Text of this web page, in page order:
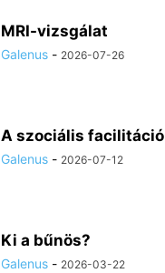
MRI-vizsgálat
Galenus - 2026-07-26
A szociális facilitáció
Galenus - 2026-07-12
Ki a bűnös?
Galenus - 2026-03-22